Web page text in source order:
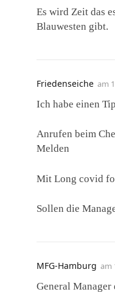
Es wird Zeit das
Blauwesten gibt.
Friedenseiche am
Ich habe einen
Anrufen beim
Melden
Mit Long covid
Sollen die
MFG-Hamburg am
General